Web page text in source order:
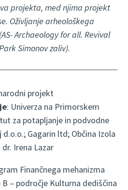
projekta, med njima projekt
Oživljanje arheološkega
Archaeology for all. Revival
Simonov zaliv).
projekt
: Univerza na Primorskem
za potapljanje in podvodne
Gagarin ltd; Občina Izola
dr. Irena Lazar
Finančnega mehanizma
B – področje Kulturna dediščina